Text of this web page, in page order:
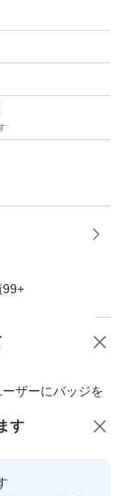
を＋料金で可
応させていた
り擦り傷などが
ステイン」を
容オイルで洗い
それによるくす
99+
ザーにバッジを
ーです
への質問
す